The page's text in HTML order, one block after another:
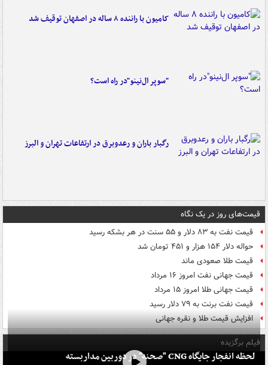
کامیون با راننده ۸ ساله در اصفهان توقیف شد
"سوپر ال‌نینو"در راه است؟
رگبار باران و رعدوبرق در ارتفاعات تهران و البرز
قیمت‌های روز در یک نگاه
قیمت نفت به ۸۳ دلار و ۵۵ سنت در هر بشکه رسید
حواله دلار ۱۵۴ هزار و ۴۵۱ تومان شد
قیمت طلا صعودی ماند
قیمت جهانی نفت امروز ۱۶ مرداد
قیمت جهانی طلا امروز ۱۵ مرداد
قیمت نفت برنت به ۷۹ دلار رسید
افزایش قیمت طلا و نقره جهانی
فیلم برگزیده
لحظه انفجار جایگاه CNG "صحنه" در دوربین مداربسته